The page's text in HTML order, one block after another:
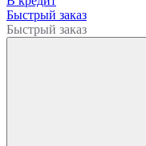
Быстрый заказ
Быстрый заказ